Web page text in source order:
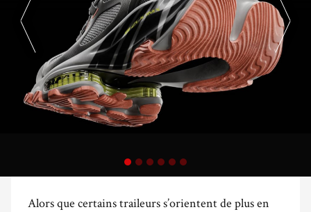
Alors que certains traileurs s’orientent de plus en